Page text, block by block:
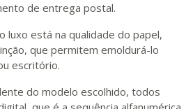
de entrega postal.
luxo está na qualidade do papel,
que permitem emoldurá-lo
escritório.
do modelo escolhido, todos